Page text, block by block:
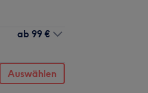
ab 99 €
Auswählen